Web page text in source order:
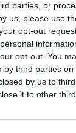
parties, or
us, please use
opt-out
opt-out. You
third parties on
by us to
it to other